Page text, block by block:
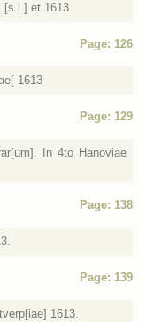
[s.l.] et 1613
Page: 126
1613
Page: 129
In 4to Hanoviae
Page: 138
Page: 139
1613.